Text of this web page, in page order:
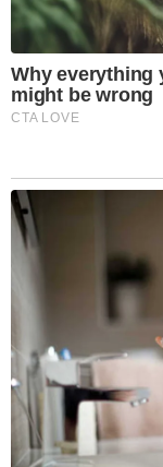
Why everything
might be wrong
CTA LOVE